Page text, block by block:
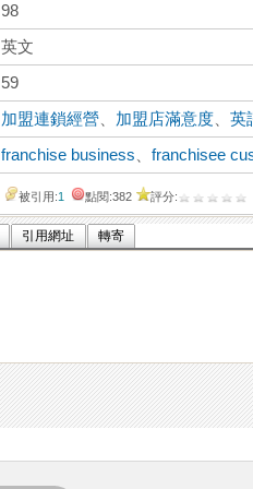
98
英文
59
加盟連鎖經營 加盟店滿意度 、英
franchise business 、franchisee
被引用:1 點閱:382 評分:
引用網址 轉寄